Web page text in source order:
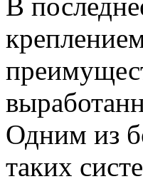
Одним из
таких